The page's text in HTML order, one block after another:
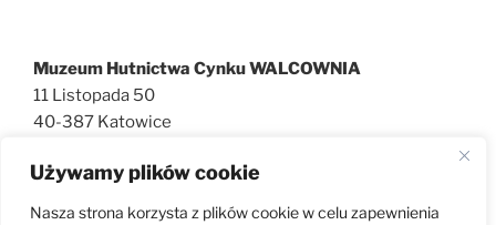
Używamy plików cookie
Nasza strona korzysta z plików cookie w celu zapewnienia
Muzeum Hutnictwa Cynku WALCOWNIA
11 Listopada 50
40-387 Katowice
walcownia@muzeatechniki.pl